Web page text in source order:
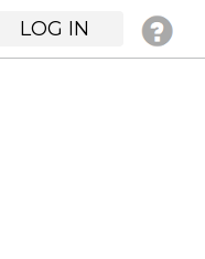
LOG IN